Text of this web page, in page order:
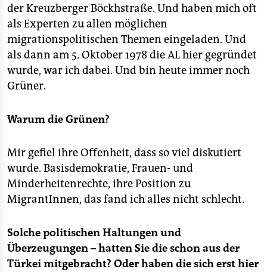
der Kreuzberger Böckhstraße. Und haben mich oft
als Experten zu allen möglichen
migrationspolitischen Themen eingeladen. Und
als dann am 5. Oktober 1978 die AL hier gegründet
wurde, war ich dabei. Und bin heute immer noch
Grüner.
Warum die Grünen?
Mir gefiel ihre Offenheit, dass so viel diskutiert
wurde. Basisdemokratie, Frauen- und
Minderheitenrechte, ihre Position zu
MigrantInnen, das fand ich alles nicht schlecht.
Solche politischen Haltungen und
Überzeugungen – hatten Sie die schon aus der
Türkei mitgebracht? Oder haben die sich erst hier